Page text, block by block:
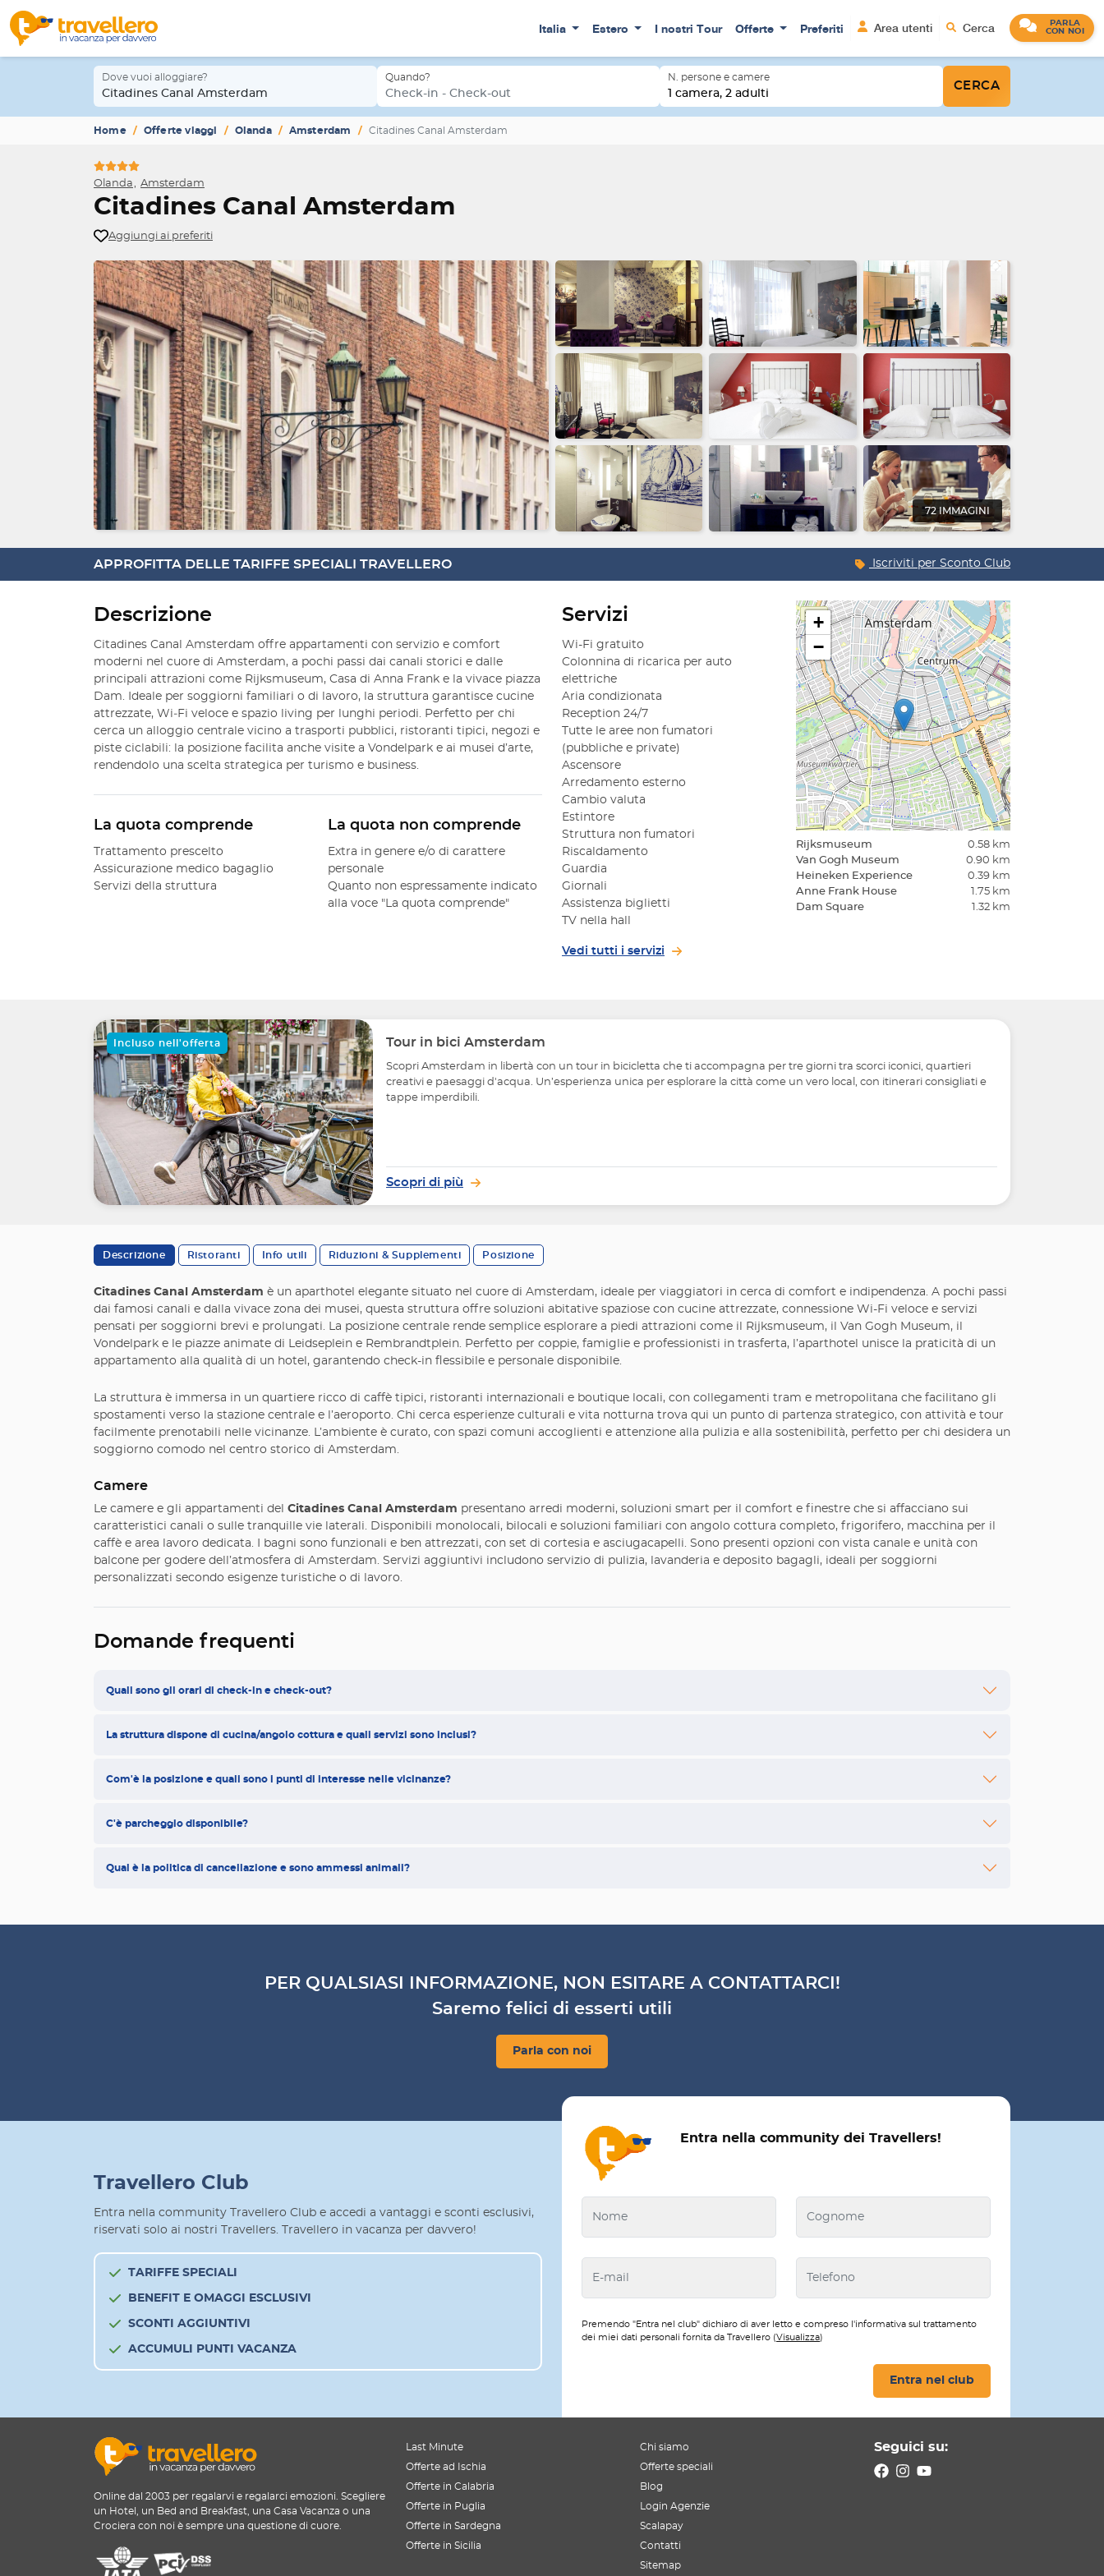
Italia Estero I nostri Tour Offerte Preferiti Area utenti Cerca
PARLA
CON NOI
Dove vuoi alloggiare?
Citadines Canal Amsterdam
Quando?
Check-in - Check-out
N. persone e camere
1 camera, 2 adulti
CERCA
Home Offerte viaggi Olanda Amsterdam Citadines Canal Amsterdam
Olanda Amsterdam
Citadines Canal Amsterdam
Aggiungi ai preferiti
72 IMMAGINI
APPROFITTA DELLE TARIFFE SPECIALI TRAVELLERO Iscriviti per Sconto Club
Descrizione
Citadines Canal Amsterdam offre appartamenti con servizio e comfort
moderni nel cuore di Amsterdam, a pochi passi dai canali storici e dalle
principali attrazioni come Rijksmuseum, Casa di Anna Frank e la vivace piazza
Dam. Ideale per soggiorni familiari o di lavoro, la struttura garantisce cucine
attrezzate, Wi‑Fi veloce e spazio living per lunghi periodi. Perfetto per chi
cerca un alloggio centrale vicino a trasporti pubblici, ristoranti tipici, negozi e
piste ciclabili: la posizione facilita anche visite a Vondelpark e ai musei d’arte,
rendendolo una scelta strategica per turismo e business.
La quota comprende
Trattamento prescelto
Assicurazione medico bagaglio
Servizi della struttura
La quota non comprende
Extra in genere e/o di carattere
personale
Quanto non espressamente indicato
alla voce "La quota comprende"
Servizi
Wi-Fi gratuito
Colonnina di ricarica per auto
elettriche
Aria condizionata
Reception 24/7
Tutte le aree non fumatori
(pubbliche e private)
Ascensore
Arredamento esterno
Cambio valuta
Estintore
Struttura non fumatori
Riscaldamento
Guardia
Giornali
Assistenza biglietti
TV nella hall
Vedi tutti i servizi
+
−
Rijksmuseum
0.58 km
Van Gogh Museum
0.90 km
Heineken Experience
0.39 km
Anne Frank House
1.75 km
Dam Square
1.32 km
Incluso nell'offerta Tour in bici Amsterdam
Scopri Amsterdam in libertà con un tour in bicicletta che ti accompagna per tre giorni tra scorci iconici, quartieri
creativi e paesaggi d'acqua. Un’esperienza unica per esplorare la città come un vero local, con itinerari consigliati e
tappe imperdibili.
Scopri di più
Descrizione Ristoranti Info utili Riduzioni & Supplementi Posizione
Citadines Canal Amsterdam è un aparthotel elegante situato nel cuore di Amsterdam, ideale per viaggiatori in cerca di comfort e indipendenza. A pochi passi
dai famosi canali e dalla vivace zona dei musei, questa struttura offre soluzioni abitative spaziose con cucine attrezzate, connessione Wi-Fi veloce e servizi
pensati per soggiorni brevi e prolungati. La posizione centrale rende semplice esplorare a piedi attrazioni come il Rijksmuseum, il Van Gogh Museum, il
Vondelpark e le piazze animate di Leidseplein e Rembrandtplein. Perfetto per coppie, famiglie e professionisti in trasferta, l’aparthotel unisce la praticità di un
appartamento alla qualità di un hotel, garantendo check-in flessibile e personale disponibile.
La struttura è immersa in un quartiere ricco di caffè tipici, ristoranti internazionali e boutique locali, con collegamenti tram e metropolitana che facilitano gli
spostamenti verso la stazione centrale e l’aeroporto. Chi cerca esperienze culturali e vita notturna trova qui un punto di partenza strategico, con attività e tour
facilmente prenotabili nelle vicinanze. L’ambiente è curato, con spazi comuni accoglienti e attenzione alla pulizia e alla sostenibilità, perfetto per chi desidera un
soggiorno comodo nel centro storico di Amsterdam.
Camere
Le camere e gli appartamenti del Citadines Canal Amsterdam presentano arredi moderni, soluzioni smart per il comfort e finestre che si affacciano sui
caratteristici canali o sulle tranquille vie laterali. Disponibili monolocali, bilocali e soluzioni familiari con angolo cottura completo, frigorifero, macchina per il
caffè e area lavoro dedicata. I bagni sono funzionali e ben attrezzati, con set di cortesia e asciugacapelli. Sono presenti opzioni con vista canale e unità con
balcone per godere dell’atmosfera di Amsterdam. Servizi aggiuntivi includono servizio di pulizia, lavanderia e deposito bagagli, ideali per soggiorni
personalizzati secondo esigenze turistiche o di lavoro.
Domande frequenti
Quali sono gli orari di check-in e check-out?
La struttura dispone di cucina/angolo cottura e quali servizi sono inclusi?
Com'è la posizione e quali sono i punti di interesse nelle vicinanze?
C'è parcheggio disponibile?
Qual è la politica di cancellazione e sono ammessi animali?
PER QUALSIASI INFORMAZIONE, NON ESITARE A CONTATTARCI!
Saremo felici di esserti utili
Parla con noi
Travellero Club
Entra nella community Travellero Club e accedi a vantaggi e sconti esclusivi,
riservati solo ai nostri Travellers. Travellero in vacanza per davvero!
TARIFFE SPECIALI
BENEFIT E OMAGGI ESCLUSIVI
SCONTI AGGIUNTIVI
ACCUMULI PUNTI VACANZA
Entra nella community dei Travellers!
Premendo "Entra nel club" dichiaro di aver letto e compreso l'informativa sul trattamento
dei miei dati personali fornita da Travellero (Visualizza)
Entra nel club
Online dal 2003 per regalarvi e regalarci emozioni. Scegliere
un Hotel, un Bed and Breakfast, una Casa Vacanza o una
Crociera con noi è sempre una questione di cuore.
Last Minute
Offerte ad Ischia
Offerte in Calabria
Offerte in Puglia
Offerte in Sardegna
Offerte in Sicilia
Chi siamo
Offerte speciali
Blog
Login Agenzie
Scalapay
Contatti
Sitemap
Seguici su: